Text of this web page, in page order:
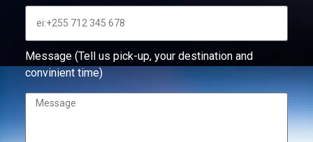
Message (Tell us pick-up, your destination and
convinient time)